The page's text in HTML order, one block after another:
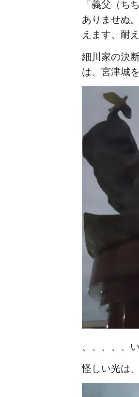
「義父（ち
ありませぬ
えます、耐
細川家の決
は、宮津城
、、、、、
怪しい光は